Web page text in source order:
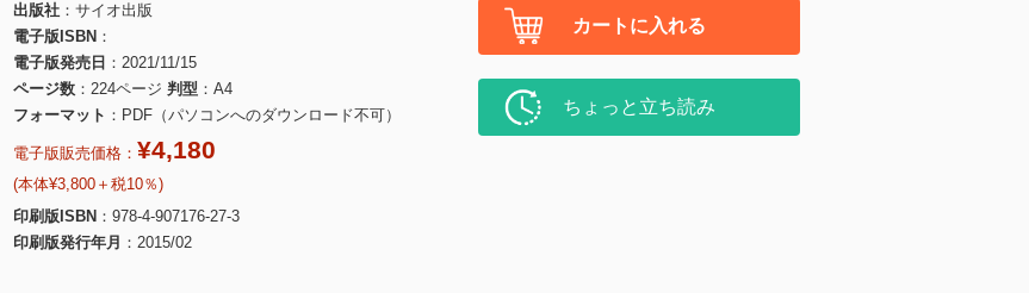
出版社
サイオ出版
電子版ISBN
電子版発売日
2021/11/15
ページ数
224ページ 判型
A4
フォーマット
PDF（パソコンへのダウンロード不可）
電子版販売価格： ¥4,180
(本体¥3,800＋税10％)
印刷版ISBN
978-4-907176-27-3
印刷版発行年月
2015/02
カートに入れる
ちょっと立ち読み